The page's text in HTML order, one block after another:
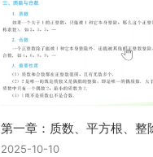
第一章：质数、平方根、整
2025-10-10